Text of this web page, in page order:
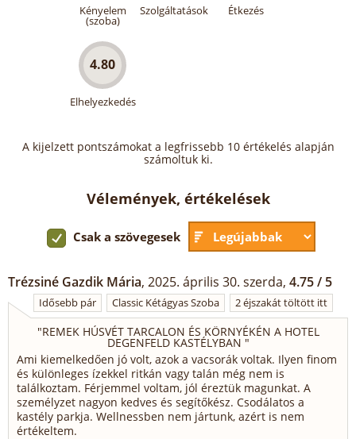
Kényelem
(szoba)
Szolgáltatások Étkezés
4.80
Elhelyezkedés
A kijelzett pontszámokat a legfrissebb 10 értékelés alapján
számoltuk ki.
Vélemények, értékelések
Csak a szövegesek
Trézsiné Gazdik Mária, 2025. április 30. szerda, 4.75 / 5
Idősebb pár Classic Kétágyas Szoba 2 éjszakát töltött itt
"REMEK HÚSVÉT TARCALON ÉS KÖRNYÉKÉN A HOTEL
DEGENFELD KASTÉLYBAN "
Ami kiemelkedően jó volt, azok a vacsorák voltak. Ilyen finom
és különleges ízekkel ritkán vagy talán még nem is
találkoztam. Férjemmel voltam, jól éreztük magunkat. A
személyzet nagyon kedves és segítőkész. Csodálatos a
kastély parkja. Wellnessben nem jártunk, azért is nem
értékeltem.